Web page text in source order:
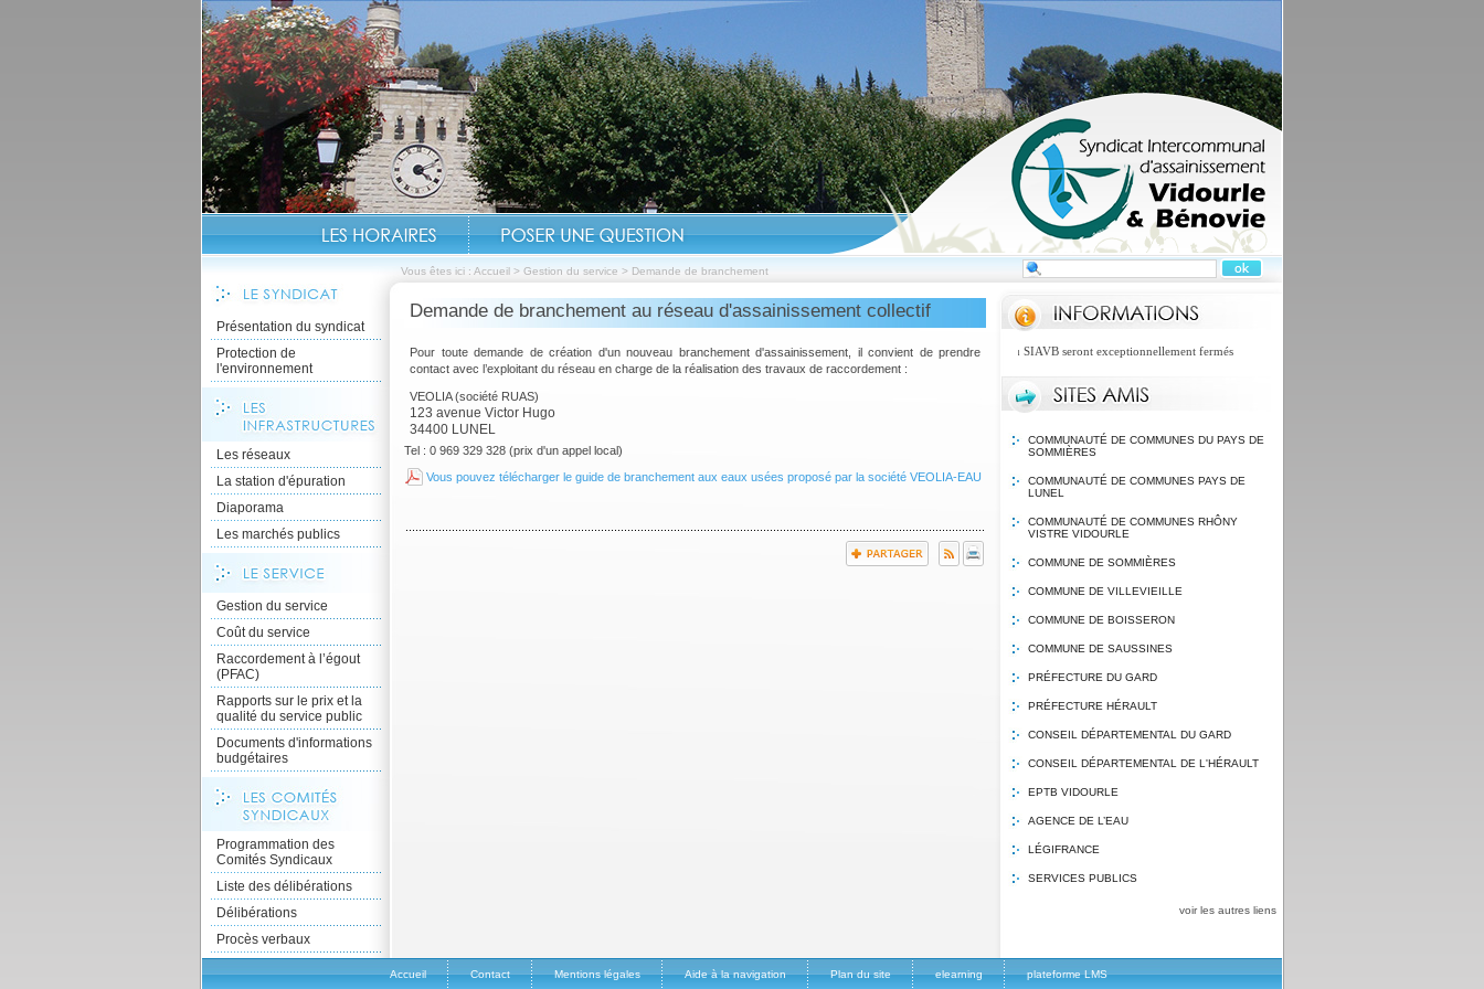
Vous êtes ici : Accueil > Gestion du service > Demande de branchement
Présentation du syndicat
Protection de
l'environnement
Les réseaux
La station d'épuration
Diaporama
Les marchés publics
Gestion du service
Coût du service
Raccordement à l’égout
(PFAC)
Rapports sur le prix et la
qualité du service public
Documents d'informations
budgétaires
Programmation des
Comités Syndicaux
Liste des délibérations
Délibérations
Procès verbaux
Demande de branchement au réseau d'assainissement collectif
Pour toute demande de création d'un nouveau branchement d'assainissement, il convient de prendre
contact avec l’exploitant du réseau en charge de la réalisation des travaux de raccordement :
VEOLIA (société RUAS)
123 avenue Victor Hugo
34400 LUNEL
Tel : 0 969 329 328 (prix d'un appel local)
Vous pouvez télécharger le guide de branchement aux eaux usées proposé par la société VEOLIA-EAU
Les bureaux du SIAVB seront exceptionnellement fermés
COMMUNAUTÉ DE COMMUNES DU PAYS DE
SOMMIÈRES
COMMUNAUTÉ DE COMMUNES PAYS DE
LUNEL
COMMUNAUTÉ DE COMMUNES RHÔNY
VISTRE VIDOURLE
COMMUNE DE SOMMIÈRES
COMMUNE DE VILLEVIEILLE
COMMUNE DE BOISSERON
COMMUNE DE SAUSSINES
PRÉFECTURE DU GARD
PRÉFECTURE HÉRAULT
CONSEIL DÉPARTEMENTAL DU GARD
CONSEIL DÉPARTEMENTAL DE L'HÉRAULT
EPTB VIDOURLE
AGENCE DE L’EAU
LÉGIFRANCE
SERVICES PUBLICS
voir les autres liens
Accueil Contact Mentions légales Aide à la navigation Plan du site elearning plateforme LMS